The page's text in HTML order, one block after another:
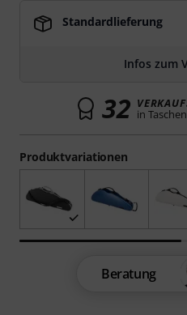
Produktvariationen
Standardlieferung
Infos zum
32 in
Beratung